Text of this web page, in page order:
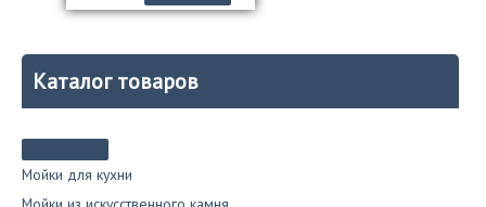
Каталог товаров
Мойки для кухни